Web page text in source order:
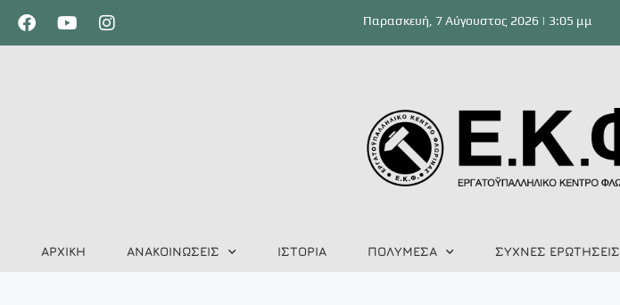
Παρασκευή, 7 Αύγουστος 2026 | 3:05 μμ
ΑΡΧΙΚΗ ΑΝΑΚΟΙΝΩΣΕΙΣ ΙΣΤΟΡΙΑ ΠΟΛΥΜΕΣΑ ΣΥΧΝΕΣ ΕΡΩΤΗΣΕΙΣ